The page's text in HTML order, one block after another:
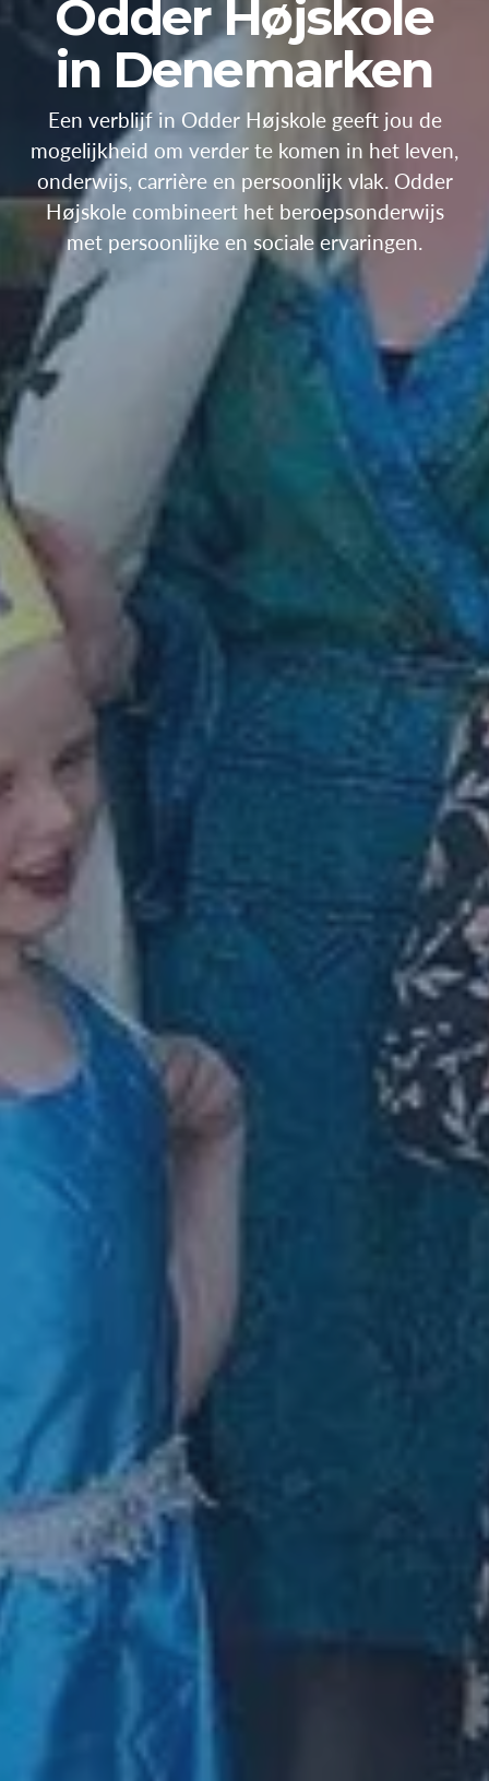
Odder Højskole
in Denemarken
Een verblijf in Odder Højskole geeft jou de
mogelijkheid om verder te komen in het leven,
onderwijs, carrière en persoonlijk vlak. Odder
Højskole combineert het beroepsonderwijs
met persoonlijke en sociale ervaringen.